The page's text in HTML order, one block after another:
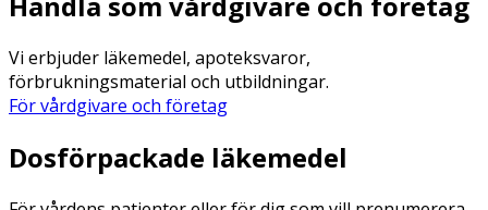
Vi erbjuder läkemedel, apoteksvaror,
förbrukningsmaterial och utbildningar.
För vårdgivare och företag
Dosförpackade läkemedel